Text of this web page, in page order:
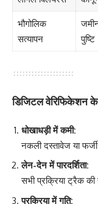
भौगोलिक
सत्यापन
पुष्टि
डिजिटल वेरिफिकेशन
धोखाधड़ी में कमी:
नकली दस्तावेज या
लेन-देन में पारदर्शिता:
सभी प्रक्रिया ट्रैक की
प्रक्रिया में गति: